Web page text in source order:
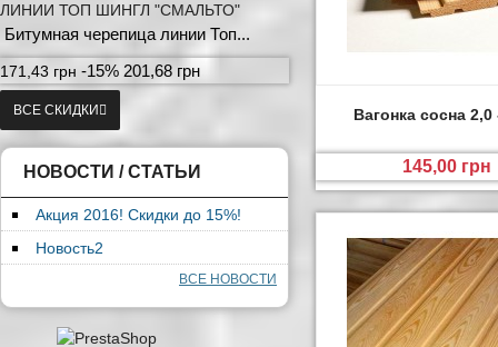
Вагонка сосна 2,0
145,00 грн
ЛИНИИ ТОП ШИНГЛ "СМАЛЬТО"
Битумная черепица линии Топ...
171,43 грн -15% 201,68 грн
ВСЕ СКИДКИ
НОВОСТИ / СТАТЬИ
Акция 2016! Скидки до 15%!
Новость2
ВСЕ НОВОСТИ